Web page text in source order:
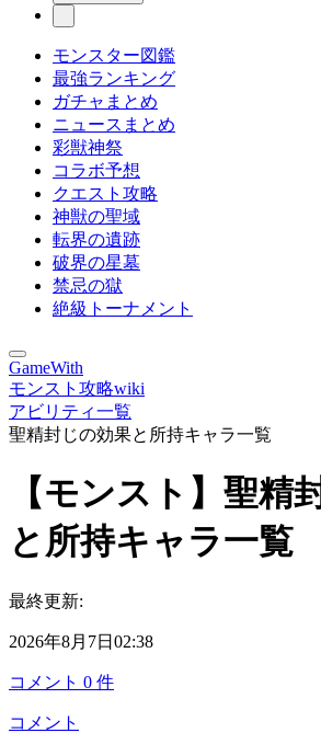
モンスター図鑑
最強ランキング
ガチャまとめ
ニュースまとめ
彩獣神祭
コラボ予想
クエスト攻略
神獣の聖域
転界の遺跡
破界の星墓
禁忌の獄
絶級トーナメント
GameWith
モンスト攻略wiki
アビリティ一覧
聖精封じの効果と所持キャラ一覧
【モンスト】聖精
と所持キャラ一覧
最終更新:
2026年8月7日02:38
コメント 0 件
コメント